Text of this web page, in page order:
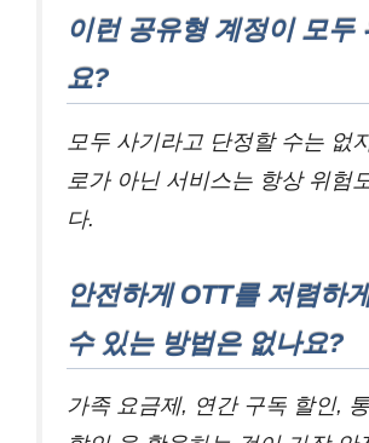
이런 공유형 계정이 모두
요?
모두 사기라고 단정할 수는 없
로가 아닌 서비스는 항상 위험
다.
안전하게 OTT를 저렴하
수 있는 방법은 없나요?
가족 요금제, 연간 구독 할인,